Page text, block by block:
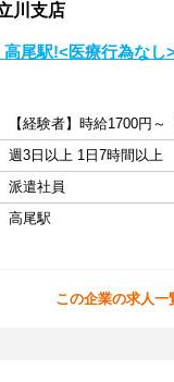
川支店
高尾駅!<医療行為な
【経験者】時給1700円
週3日以上 1日7時間以上
派遣社員
高尾駅
この企業の求人一